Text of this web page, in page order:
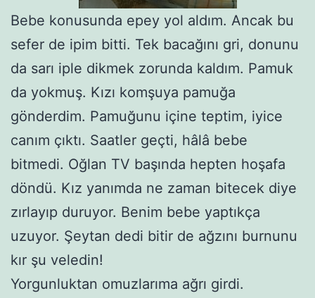
Bebe konusunda epey yol aldım. Ancak bu
sefer de ipim bitti. Tek bacağını gri, donunu
da sarı iple dikmek zorunda kaldım. Pamuk
da yokmuş. Kızı komşuya pamuğa
gönderdim. Pamuğunu içine teptim, iyice
canım çıktı. Saatler geçti, hâlâ bebe
bitmedi. Oğlan TV başında hepten hoşafa
döndü. Kız yanımda ne zaman bitecek diye
zırlayıp duruyor. Benim bebe yaptıkça
uzuyor. Şeytan dedi bitir de ağzını burnunu
kır şu veledin!
Yorgunluktan omuzlarıma ağrı girdi.